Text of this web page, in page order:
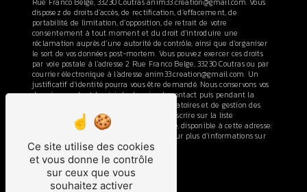
disposez de droits d’accès, de rectification, d’effacement, de
portabilité, de limitation, d’opposition, de retrait de votre
consentement à tout moment et du droit d’introduire une
réclamation auprès d’une autorité de contrôle, ainsi que d’organiser
le sort de vos données post-mortem. Vous pouvez exercer ces droits
par voie postale à l'adresse 2 Rue Franco Belge, 33230 Coutras ou par
courrier électronique à l'adresse anim33.creation@gmail.com. Un
justificatif d'identité pourra vous être demandé. Nous conservons vos
données pendant la période de prise de contact puis pendant la
durée de prescription légale aux fins probatoires et de gestion des
contentieux. Vous avez le droit de vous inscrire sur la liste
d'opposition au démarchage téléphonique, disponible à cette adresse:
. Consultez le site cnil.fr pour plus d’informations sur
vos droits.
Ce site utilise des cookies
et vous donne le contrôle
sur ceux que vous
souhaitez activer